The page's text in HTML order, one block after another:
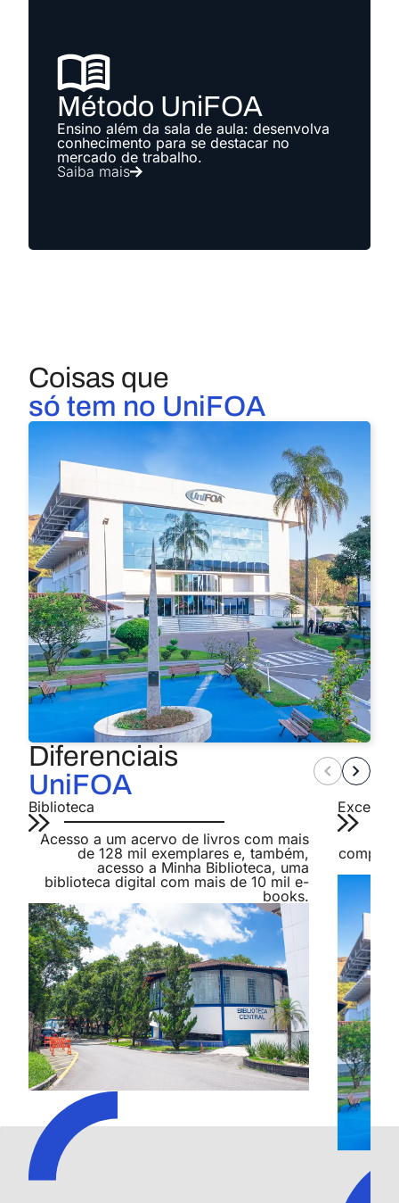
Método UniFOA
Ensino além da sala de aula: desenvolva
conhecimento para se destacar no
mercado de trabalho.
Saiba mais
Coisas que
só tem no UniFOA
Diferenciais
UniFOA
Biblioteca
Acesso a um acervo de livros com mais
de 128 mil exemplares e, também,
acesso a Minha Biblioteca, uma
biblioteca digital com mais de 10 mil e-
books.